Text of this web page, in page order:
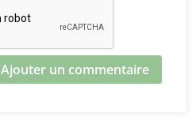
Ajouter un commentaire